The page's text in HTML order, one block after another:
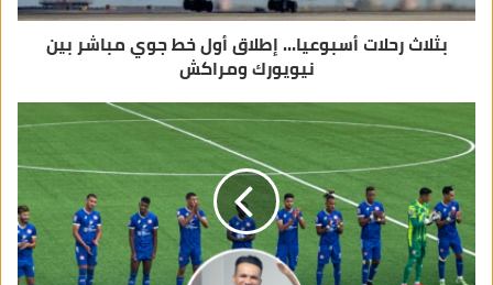
بثلاث رحلات أسبوعيا... إطلاق أول خط جوي مباشر بين
نيويورك ومراكش